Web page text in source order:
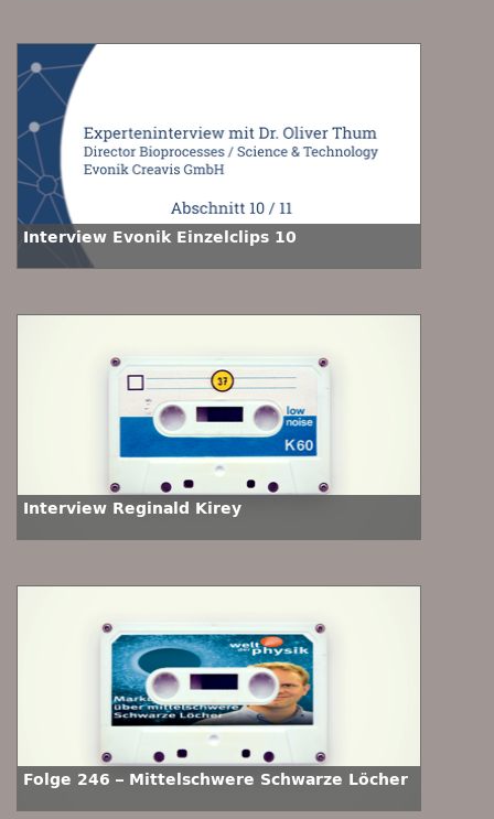
Interview Evonik Einzelclips 10
Interview Reginald Kirey
Folge 246 – Mittelschwere Schwarze Löcher